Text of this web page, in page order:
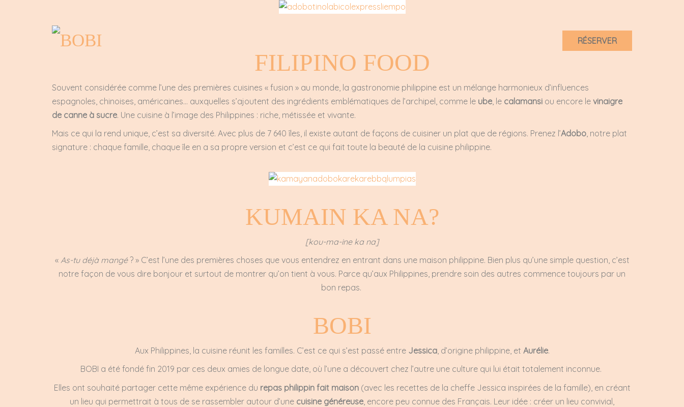
RÉSERVER
FILIPINO FOOD
Souvent considérée comme l’une des premières cuisines « fusion » au monde, la gastronomie philippine est un mélange harmonieux d’influences
espagnoles, chinoises, américaines… auxquelles s’ajoutent des ingrédients emblématiques de l’archipel, comme le ube , le calamansi ou encore le vinaigre
de canne à sucre. Une cuisine à l’image des Philippines : riche, métissée et vivante.
Mais ce qui la rend unique, c’est sa diversité. Avec plus de 7 640 îles, il existe autant de façons de cuisiner un plat que de régions. Prenez l’Adobo, notre plat
signature : chaque famille, chaque île en a sa propre version et c’est ce qui fait toute la beauté de la cuisine philippine.
KUMAIN KA NA?
[kou-ma-ine ka na]
« As-tu déjà mangé? » C’est l’une des premières choses que vous entendrez en entrant dans une maison philippine. Bien plus qu’une simple question, c’est
notre façon de vous dire bonjour et surtout de montrer qu’on tient à vous. Parce qu’aux Philippines, prendre soin des autres commence toujours par un
bon repas.
BOBI
Aux Philippines, la cuisine réunit les familles. C’est ce qui s’est passé entre Jessica, d’origine philippine, et Aurélie.
BOBI a été fondé fin 2019 par ces deux amies de longue date, où l’une a découvert chez l’autre une culture qui lui était totalement inconnue.
Elles ont souhaité partager cette même expérience du repas philippin fait maison (avec les recettes de la cheffe Jessica inspirées de la famille), en créant
un lieu qui permettrait à tous de se rassembler autour d’une cuisine généreuse , encore peu connue des Français. Leur idée : créer un lieu convivial,